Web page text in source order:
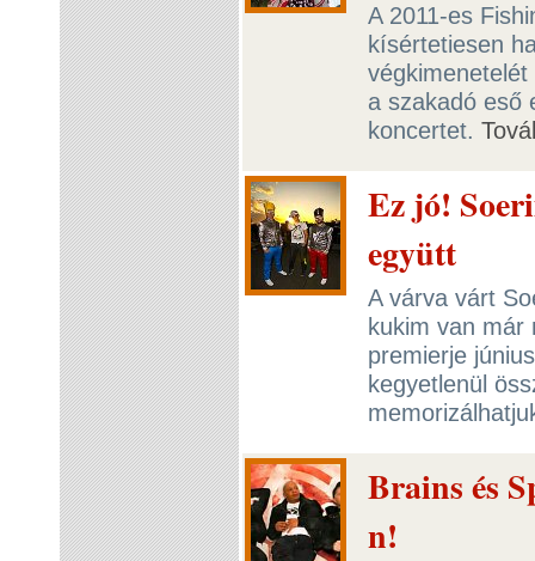
A 2011-es
kísértetiesen
a szakadó eső
koncertet.
Ez jó!
együtt
A várva várt
kukim van már
premierje
kegyetlenül
Brains és
n!